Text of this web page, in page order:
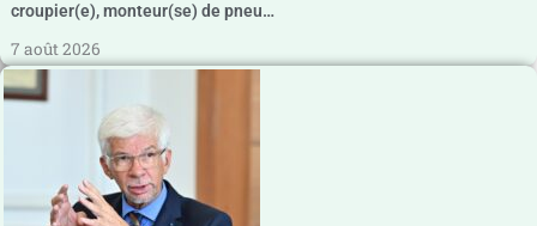
croupier(e), monteur(se) de pneu…
7 août 2026